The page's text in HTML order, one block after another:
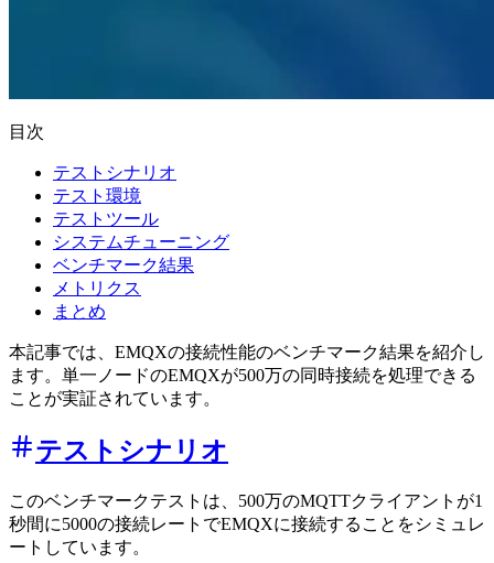
目次
テストシナリオ
テスト環境
テストツール
システムチューニング
ベンチマーク結果
メトリクス
まとめ
本記事では、EMQXの接続性能のベンチマーク結果を紹介し
ます。単一ノードのEMQXが500万の同時接続を処理できる
ことが実証されています。
テストシナリオ
このベンチマークテストは、500万のMQTTクライアントが1
秒間に5000の接続レートでEMQXに接続することをシミュレ
ートしています。